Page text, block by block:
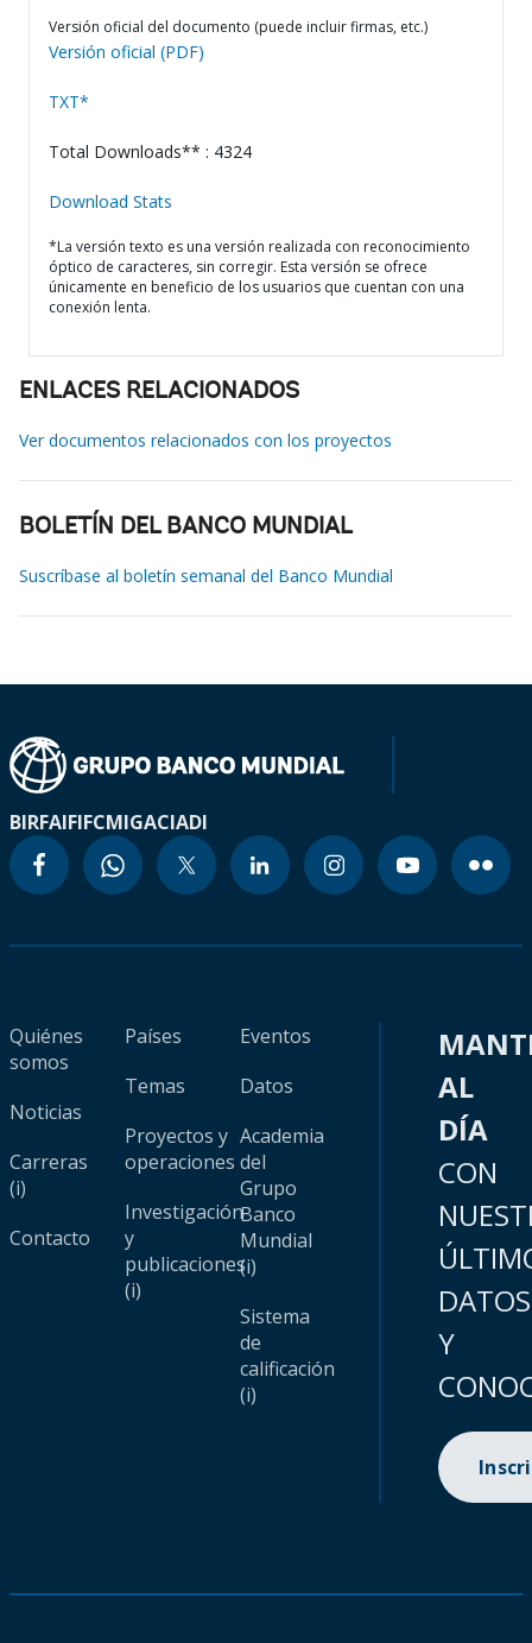
Versión oficial del documento (puede incluir firmas, etc.)
Versión oficial (PDF)
TXT*
Total Downloads** : 4324
Download Stats
*La versión texto es una versión realizada con reconocimiento
óptico de caracteres, sin corregir. Esta versión se ofrece
únicamente en beneficio de los usuarios que cuentan con una
conexión lenta.
ENLACES RELACIONADOS
Ver documentos relacionados con los proyectos
BOLETÍN DEL BANCO MUNDIAL
Suscríbase al boletín semanal del Banco Mundial
BIRFAIFIFCMIGACIADI
Quiénes
somos
Noticias
Carreras
(i)
Contacto
Países
Temas
Proyectos y
operaciones
Investigación
y
publicaciones
(i)
Eventos
Datos
Academia
del
Grupo
Banco
Mundial
(i)
Sistema
de
calificación
(i)
AL
DÍA
CON
DATOS
Y